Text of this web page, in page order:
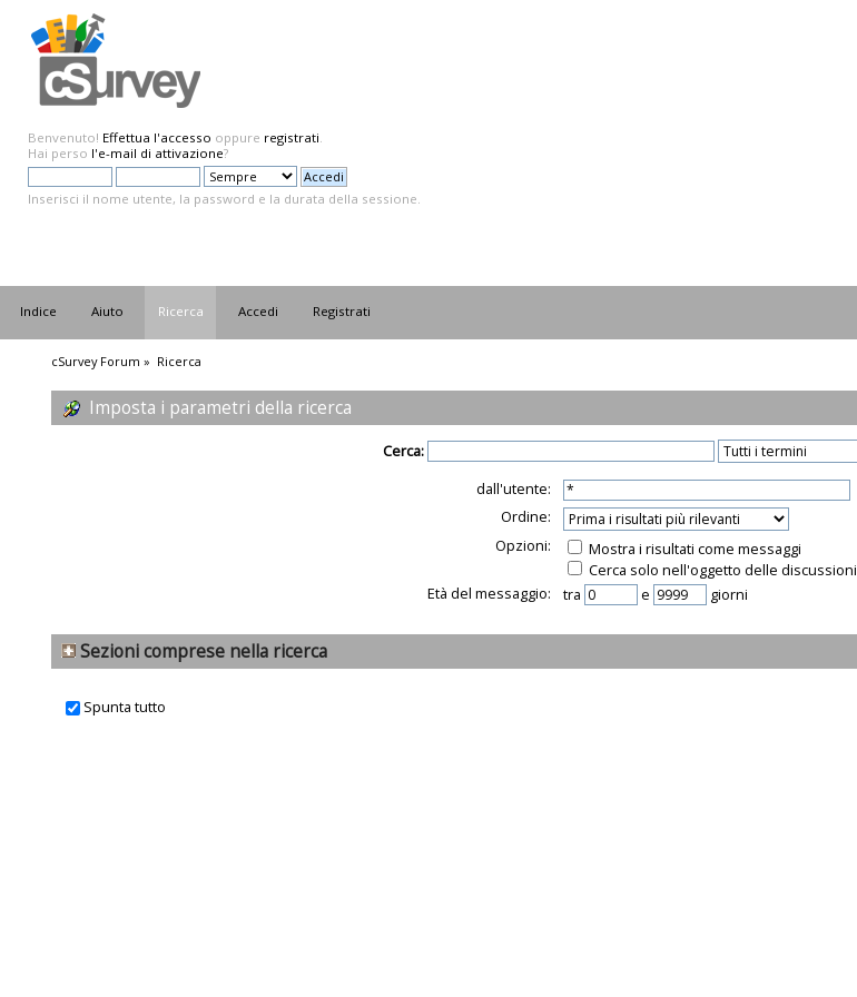
Benvenuto! Effettua l'accesso oppure registrati.
Hai perso l'e-mail di attivazione?
Inserisci il nome utente, la password e la durata della sessione.
Indice Aiuto Ricerca Accedi Registrati
cSurvey Forum » Ricerca
Imposta i parametri della ricerca
Cerca:
dall'utente:
Ordine:
Opzioni:
Mostra i risultati come messaggi
Cerca solo nell'oggetto delle discussioni
Età del messaggio:
tra e giorni
Sezioni comprese nella ricerca
Spunta tutto